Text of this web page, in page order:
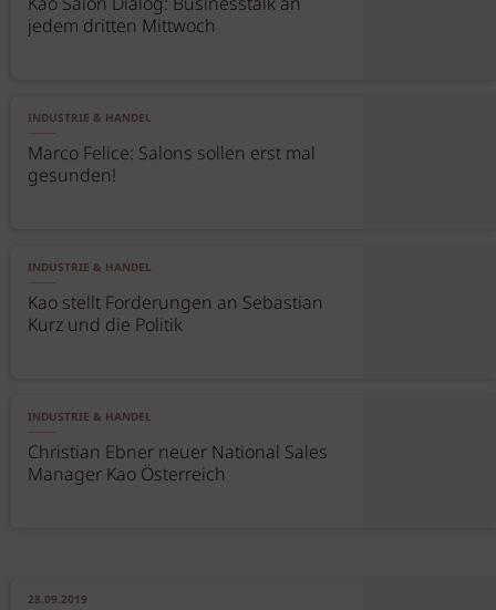
jedem dritten Mittwoch
INDUSTRIE & HANDEL
Marco Felice: Salons sollen erst mal
gesunden!
INDUSTRIE & HANDEL
Kao stellt Forderungen an Sebastian
Kurz und die Politik
INDUSTRIE & HANDEL
Christian Ebner neuer National Sales
Manager Kao Österreich
28.09.2019